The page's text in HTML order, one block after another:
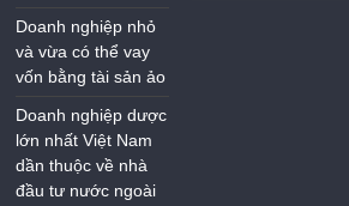
Doanh nghiệp nhỏ
và vừa có thể vay
vốn bằng tài sản ảo
Doanh nghiệp dược
lớn nhất Việt Nam
dần thuộc về nhà
đầu tư nước ngoài